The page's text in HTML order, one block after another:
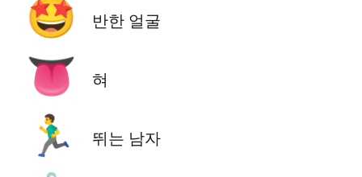
🤩 반한 얼굴
👅 혀
🏃‍♂️ 뛰는 남자